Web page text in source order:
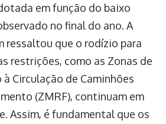
em função do baixo
no final do ano. A
ressaltou que o rodízio para
restrições, como as Zonas de
Circulação de Caminhões
(ZMRF), continuam em
Assim, é fundamental que os